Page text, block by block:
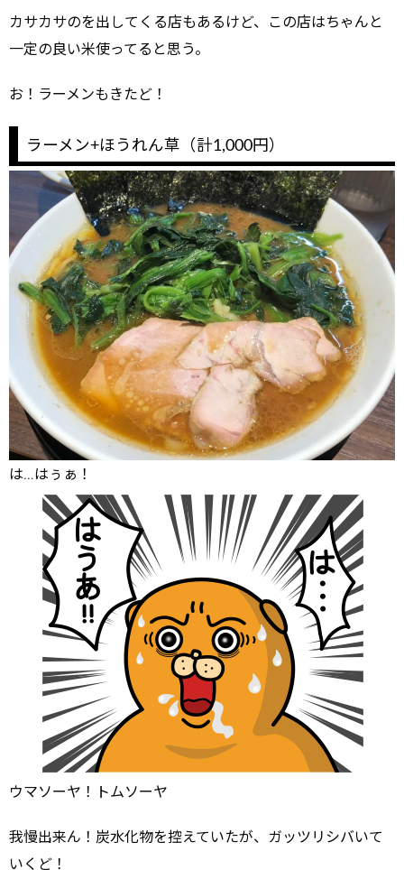
カサカサのを出してくる店もあるけど、この店はちゃんと
一定の良い米使ってると思う。
お！ラーメンもきたど！
ラーメン+ほうれん草（計1,000円）
は…はぅぁ！
ウマソーヤ！トムソーヤ
我慢出来ん！炭水化物を控えていたが、ガッツリシバいて
いくど！